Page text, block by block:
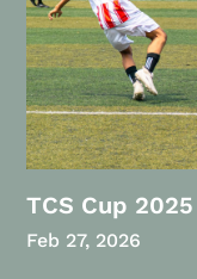
TCS Cup 2025
Feb 27, 2026